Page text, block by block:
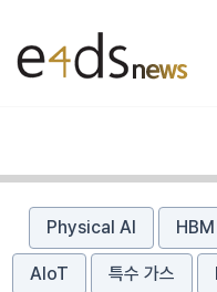
Physical AI HBM
AIoT 특수 가스